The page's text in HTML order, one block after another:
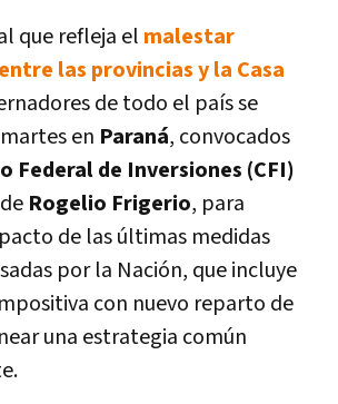
que refleja el malestar
las provincias y la Casa
de todo el país se
en Paraná, convocados
Federal de Inversiones (CFI)
Rogelio Frigerio, para
de las últimas medidas
por la Nación, que incluye
con nuevo reparto de
una estrategia común